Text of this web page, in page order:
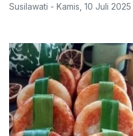
Susilawati - Kamis 10 Juli